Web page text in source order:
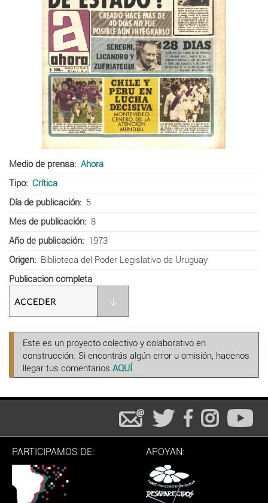
Medio de prensa
Ahora
Tipo
Crítica
Día de publicación
5
Mes de publicación
8
Año de publicación
1973
Origen
Biblioteca del Poder Legislativo de Uruguay
Publicacion completa
Este es un proyecto colectivo y colaborativo en
construcción. Si encontrás algún error u omisión, hacenos
llegar tus comentarios AQUÍ
PARTICIPAMOS DE: APOYAN: